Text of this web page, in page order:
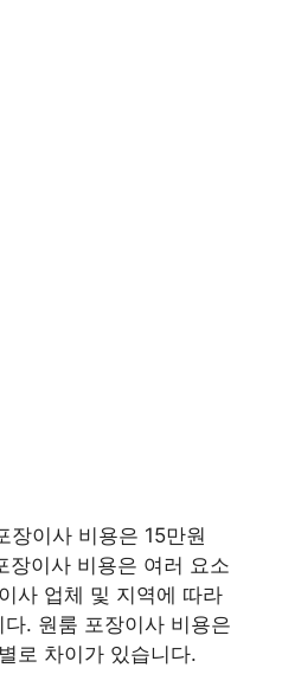
장이사 비용은 15만원
이사 비용은 여러 요소
사 업체 및 지역에 따라
. 원룸 포장이사 비용은
로 차이가 있습니다.